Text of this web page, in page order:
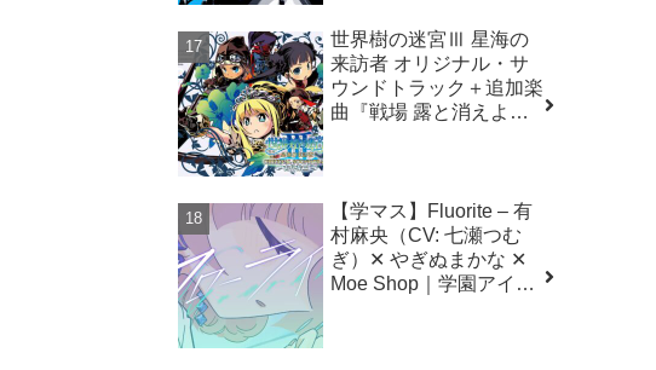
世界樹の迷宮Ⅲ 星海の
来訪者 オリジナル・サ
ウンドトラック＋追加楽
曲『戦場 露と消えよ』
【学マス】Fluorite – 有
村麻央（CV: 七瀬つむ
ぎ）✕ やぎぬまかな ✕
Moe Shop｜学園アイド